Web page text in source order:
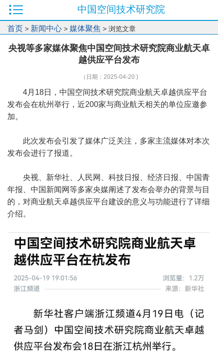
中国空间技术研究院
首页 > 新闻中心 > 媒体聚焦 > 浏览文章
央视等多家媒体聚焦中国空间技术研究院商业航天卓
越供应平台发布
（日期：2025-04-20 )
4月18日，中国空间技术研究院商业航天卓越供应平台
发布会在杭州举行，近200家与商业航天相关的单位应邀参
加。
此次发布会引发了媒体广泛关注，多家主流媒体对本次
发布会进行了报道。
央视、新华社、人民网、科技日报、经济日报、中国青
年报、中国新闻网等多家央媒阐述了发布会举办的背景与目
的，对商业航天卓越供应平台建设的意义与功能进行了详细
介绍。